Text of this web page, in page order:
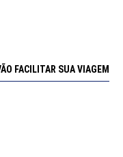
FACILITAR SUA VIAGEM